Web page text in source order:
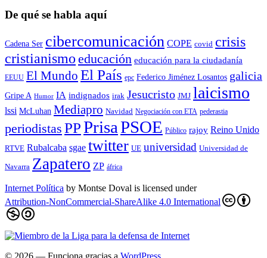
De qué se habla aquí
Cadena Ser cibercomunicación COPE covid crisis
cristianismo educación educación para la ciudadaní­a
EEUU El Mundo El País epc Federico Jiménez Losantos galicia
Gripe A Humor IA indignados irak Jesucristo JMJ laicismo
lssi McLuhan Mediapro Navidad Negociación con ETA pederastia
periodistas PPPrisaPSOE Público rajoy Reino Unido
RTVE Rubalcaba sgae twitter UE universidad Universidad de
Navarra Zapatero ZP áfrica
Internet Política by Montse Doval is licensed under
Attribution-NonCommercial-ShareAlike 4.0 International
© 2026 — Funciona gracias a WordPress